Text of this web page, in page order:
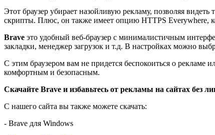
Этот браузер убирает назойливую рекламу, позволяя
скрипты. Плюс, он также имеет опцию HTTPS Everywhere,
Brave это удобный веб-браузер с минималистичным
закладки, менеджер загрузок и т.д. В настройках можно
С этим браузером вам не придется беспокоиться о
комфортным и безопасным.
Скачайте Brave и избавьтесь от рекламы на сайтах без
С нашего сайта вы также можете скачать:
- Brave для Windows